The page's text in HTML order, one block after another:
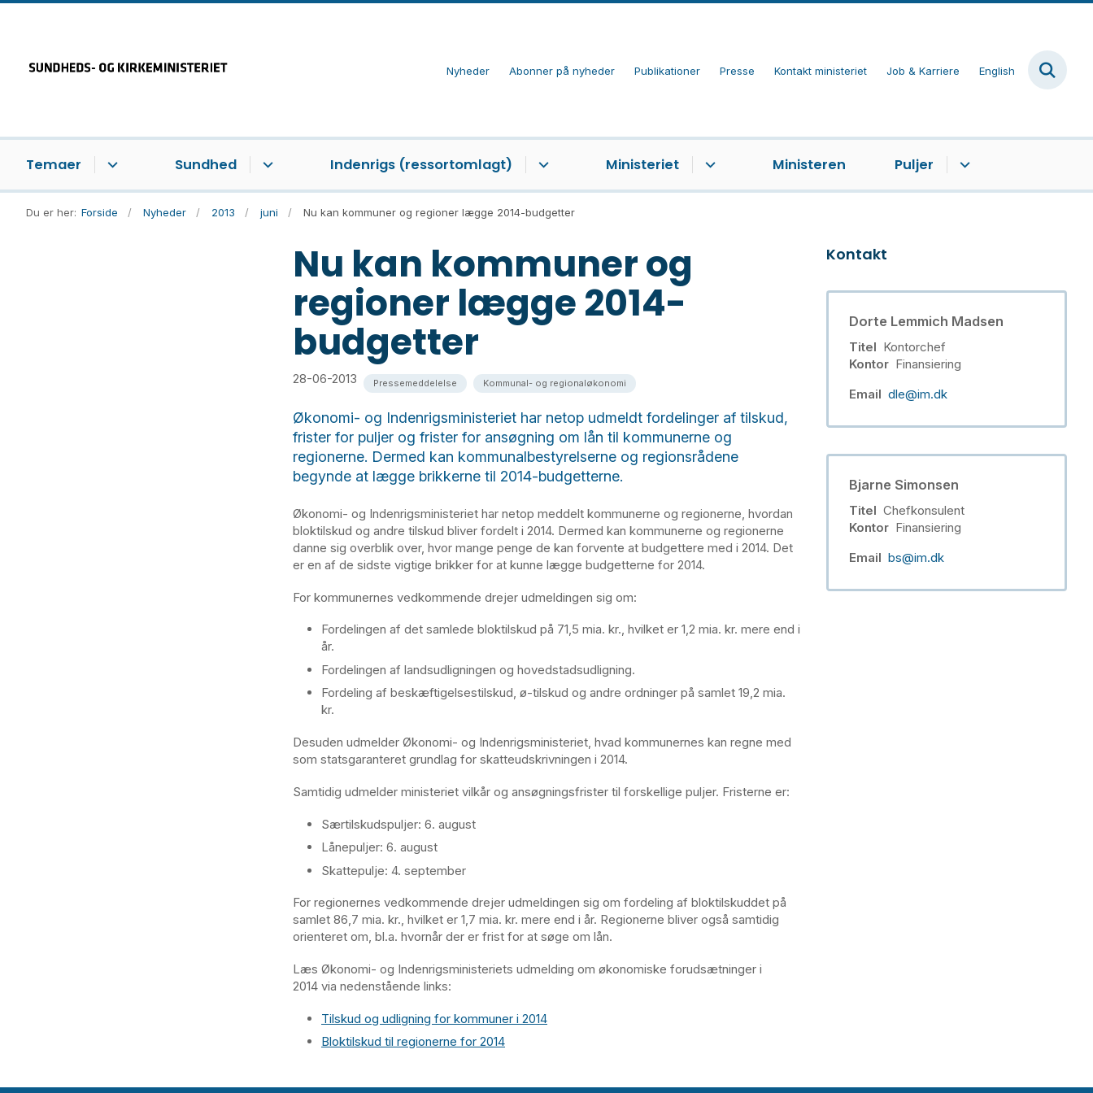
Nyheder Abonner på nyheder Publikationer Presse Kontakt ministeriet Job & Karriere English
Temaer Sundhed Indenrigs (ressortomlagt) Ministeriet Ministeren Puljer
Du er her: Forside Nyheder 2013 juni Nu kan kommuner og regioner lægge 2014-budgetter
Nu kan kommuner og
regioner lægge 2014-
budgetter
28-06-2013 Pressemeddelelse Kommunal- og regionaløkonomi
Økonomi- og Indenrigsministeriet har netop udmeldt fordelinger af tilskud,
frister for puljer og frister for ansøgning om lån til kommunerne og
regionerne. Dermed kan kommunalbestyrelserne og regionsrådene
begynde at lægge brikkerne til 2014-budgetterne.
Økonomi- og Indenrigsministeriet har netop meddelt kommunerne og regionerne, hvordan
bloktilskud og andre tilskud bliver fordelt i 2014. Dermed kan kommunerne og regionerne
danne sig overblik over, hvor mange penge de kan forvente at budgettere med i 2014. Det
er en af de sidste vigtige brikker for at kunne lægge budgetterne for 2014.
For kommunernes vedkommende drejer udmeldingen sig om:
Fordelingen af det samlede bloktilskud på 71,5 mia. kr., hvilket er 1,2 mia. kr. mere end i
år.
Fordelingen af landsudligningen og hovedstadsudligning.
Fordeling af beskæftigelsestilskud, ø-tilskud og andre ordninger på samlet 19,2 mia.
kr.
Desuden udmelder Økonomi- og Indenrigsministeriet, hvad kommunernes kan regne med
som statsgaranteret grundlag for skatteudskrivningen i 2014.
Samtidig udmelder ministeriet vilkår og ansøgningsfrister til forskellige puljer. Fristerne er:
Særtilskudspuljer: 6. august
Lånepuljer: 6. august
Skattepulje: 4. september
For regionernes vedkommende drejer udmeldingen sig om fordeling af bloktilskuddet på
samlet 86,7 mia. kr., hvilket er 1,7 mia. kr. mere end i år. Regionerne bliver også samtidig
orienteret om, bl.a. hvornår der er frist for at søge om lån.
Læs Økonomi- og Indenrigsministeriets udmelding om økonomiske forudsætninger i
2014 via nedenstående links:
Tilskud og udligning for kommuner i 2014
Bloktilskud til regionerne for 2014
Kontakt
Dorte Lemmich Madsen
Titel Kontorchef
Kontor Finansiering
Email dle@im.dk
Bjarne Simonsen
Titel Chefkonsulent
Kontor Finansiering
Email bs@im.dk